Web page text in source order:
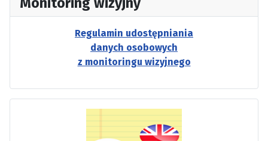
Regulamin udostępniania
danych osobowych
z monitoringu wizyjnego